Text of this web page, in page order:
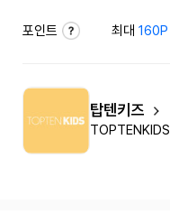
포인트 최대160P
탑텐키즈
TOPTENKIDS